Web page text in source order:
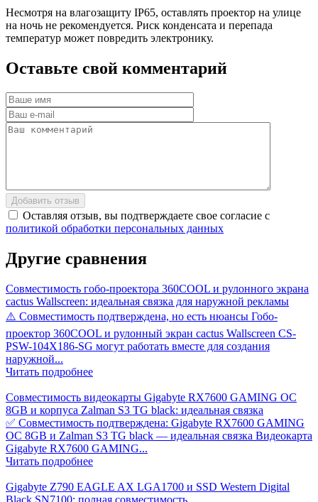
Несмотря на влагозащиту IP65, оставлять проектор на улице
на ночь не рекомендуется. Риск конденсата и перепада
температур может повредить электронику.
Оставьте свой комментарий
Добавить отзыв
Оставляя отзыв, вы подтверждаете свое согласие с
политикой обработки персональных данных
Другие сравнения
Совместимость гобо-проектора 360СOOL и рулонного экрана
cactus Wallscreen: идеальная связка для наружной рекламы
⚠️ Совместимость подтверждена, но есть нюансы Гобо-
проектор 360СOOL и рулонный экран cactus Wallscreen CS-
PSW-104X186-SG могут работать вместе для создания
наружной...
Читать подробнее
Совместимость видеокарты Gigabyte RX7600 GAMING OC
8GB и корпуса Zalman S3 TG black: идеальная связка
✅ Совместимость подтверждена: Gigabyte RX7600 GAMING
OC 8GB и Zalman S3 TG black — идеальная связка Видеокарта
Gigabyte RX7600 GAMING...
Читать подробнее
Gigabyte Z790 EAGLE AX LGA1700 и SSD Western Digital
Black SN7100: полная совместимость